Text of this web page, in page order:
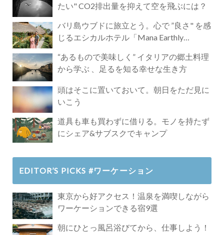
たい" CO2排出量を抑えて空を飛ぶには？
バリ島ウブドに旅立とう。心で ”良さ" を感
じるエシカルホテル「Mana Earthly
“あるもので美味しく” イタリアの郷土料理
から学ぶ 、足るを知る幸せな生き方
頭はそこに置いておいて。朝日をただ見に
いこう
道具も車も買わずに借りる。モノを持たず
にシェア&サブスクでキャンプ
EDITOR’S PICKS #ワーケーション
東京から好アクセス！温泉を満喫しながら
ワーケーションできる宿9選
朝にひとっ風呂浴びてから、仕事しよう！